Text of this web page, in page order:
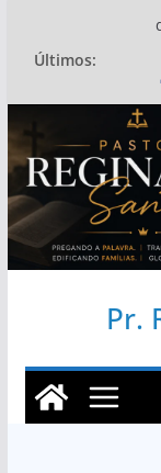
conteúdo
Últimos:
Pr.